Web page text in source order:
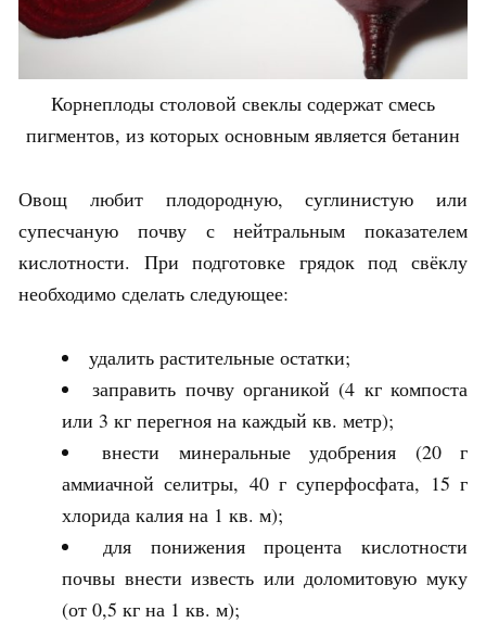
Корнеплоды столовой свеклы содержат смесь
пигментов, из которых основным является бетанин
Овощ любит плодородную, суглинистую или
супесчаную почву с нейтральным показателем
кислотности. При подготовке грядок под свёклу
необходимо сделать следующее:
удалить растительные остатки;
заправить почву органикой (4 кг компоста
или 3 кг перегноя на каждый кв. метр);
внести минеральные удобрения (20 г
аммиачной селитры, 40 г суперфосфата, 15 г
хлорида калия на 1 кв. м);
для понижения процента кислотности
почвы внести известь или доломитовую муку
(от 0,5 кг на 1 кв. м);